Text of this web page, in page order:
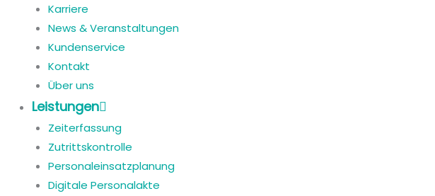
Karriere
News & Veranstaltungen
Kundenservice
Kontakt
Über uns
Leistungen
Zeiterfassung
Zutrittskontrolle
Personaleinsatzplanung
Digitale Personalakte